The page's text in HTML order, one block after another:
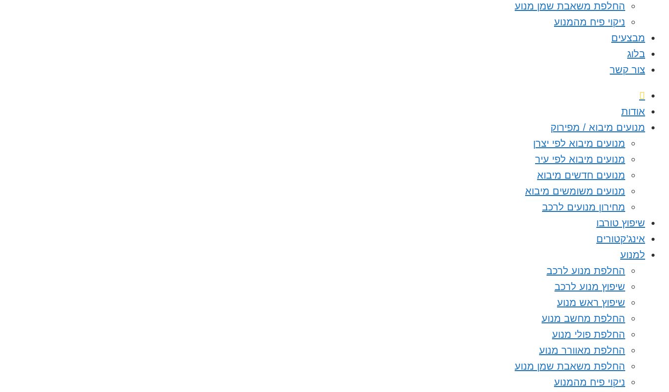
החלפת משאבת שמן מנוע
ניקוי פיח מהמנוע
מבצעים
בלוג
צור קשר
אודות
מנועים מיבוא / מפירוק
מנועים מיבוא לפי יצרן
מנועים מיבוא לפי עיר
מנועים חדשים מיבוא
מנועים משומשים מיבוא
מחירון מנועים לרכב
שיפוץ טורבו
אינג’קטורים
למנוע
החלפת מנוע לרכב
שיפוץ מנוע לרכב
שיפוץ ראש מנוע
החלפת מחשב מנוע
החלפת פולי מנוע
החלפת מאוורר מנוע
החלפת משאבת שמן מנוע
ניקוי פיח מהמנוע